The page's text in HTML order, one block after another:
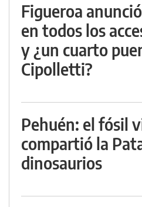
Figueroa
en todos los
y ¿un cuarto
Cipolletti?
Pehuén: el fósil
compartió la
dinosaurios